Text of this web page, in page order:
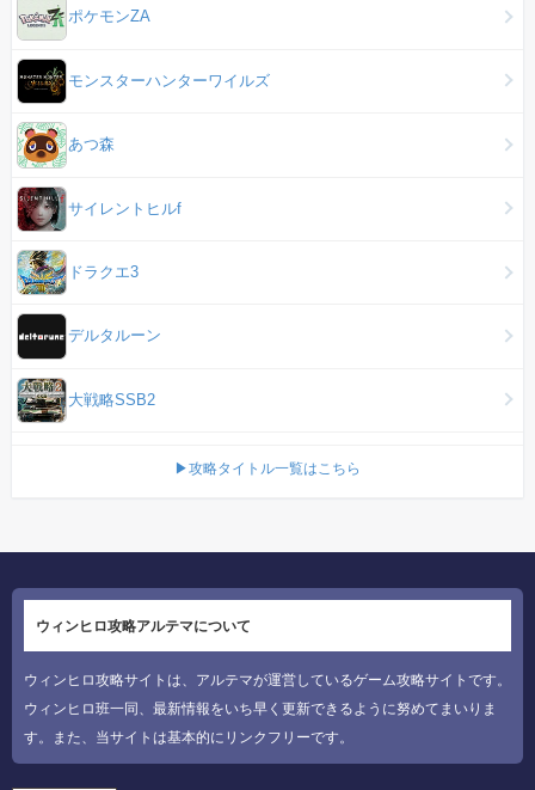
ポケモンZA
モンスターハンターワイルズ
あつ森
サイレントヒルf
ドラクエ3
デルタルーン
大戦略SSB2
▶攻略タイトル一覧はこちら
ウィンヒロ攻略アルテマについて
ウィンヒロ攻略サイトは、アルテマが運営しているゲーム攻略サイトです。
ウィンヒロ班一同、最新情報をいち早く更新できるように努めてまいりま
す。また、当サイトは基本的にリンクフリーです。